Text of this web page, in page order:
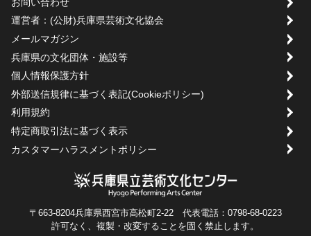
運営者：(公財)兵庫県芸術文化協会
メールマガジン
兵庫県の文化団体・施設等
個人情報保護方針
外部送信規律に基づく表記(Cookieポリシー)
利用規約
特定商取引法に基づく表示
カスタマーハラスメントポリシー
〒663-8204兵庫県西宮市高松町2-22 代表電話：0798-68-0223
許可なく、複製・改変することを固く禁止します。